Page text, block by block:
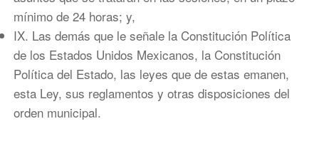
mínimo de 24 horas; y,
IX. Las demás que le señale la Constitución Política
de los Estados Unidos Mexicanos, la Constitución
Política del Estado, las leyes que de estas emanen,
esta Ley, sus reglamentos y otras disposiciones del
orden municipal.